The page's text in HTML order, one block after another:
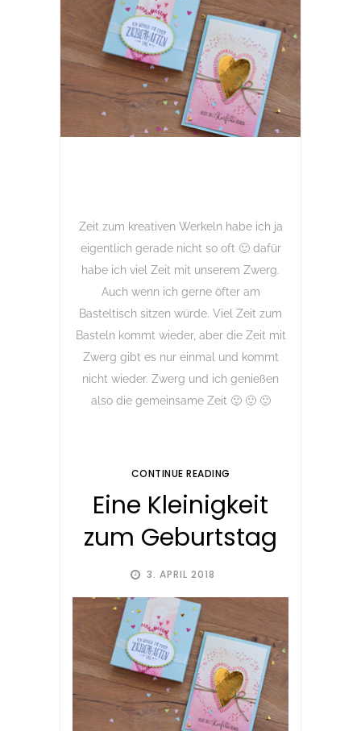
3. APRIL 2018
Eine Kleinigkeit
zum Geburtstag
Zeit zum kreativen Werkeln habe ich ja
eigentlich gerade nicht so oft 🙂 dafür
habe ich viel Zeit mit unserem Zwerg.
Auch wenn ich gerne öfter am
Basteltisch sitzen würde. Viel Zeit zum
Basteln kommt wieder, aber die Zeit mit
Zwerg gibt es nur einmal und kommt
nicht wieder. Zwerg und ich genießen
also die gemeinsame Zeit 🙂 🙂 🙂
CONTINUE READING